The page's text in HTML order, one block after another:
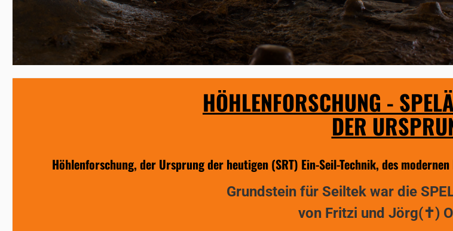
HÖHLENFORSCHUNG -
DER
Höhlenforschung, der Ursprung der heutigen (SRT) Ein-Seil-Technik, des
Grundstein für Seiltek war die
von Fritzi und Jörg(✝)